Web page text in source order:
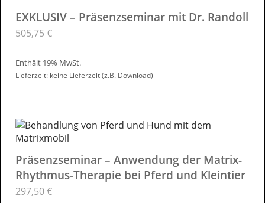
EXKLUSIV – Präsenzseminar mit Dr. Randoll
505,75 €
Enthält 19% MwSt.
Lieferzeit: keine Lieferzeit (z.B. Download)
Präsenzseminar – Anwendung der Matrix-
Rhythmus-Therapie bei Pferd und Kleintier
297,50€